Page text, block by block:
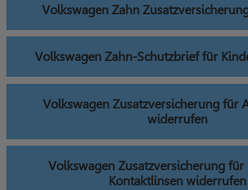
Volkswagen Zahn
Volkswagen Zahn-Schutzbrief für
Volkswagen Zusatzversicherung für
widerrufen
Volkswagen Zusatzversicherung für
Kontaktlinsen widerrufen